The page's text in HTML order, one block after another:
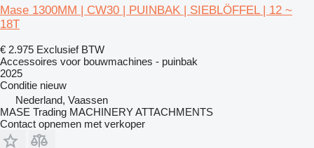
Mase 1300MM | CW30 | PUINBAK | SIEBLÖFFEL | 12 ~
18T
€ 2.975 Exclusief BTW
Accessoires voor bouwmachines - puinbak
2025
Conditie nieuw
Nederland, Vaassen
MASE Trading MACHINERY ATTACHMENTS
Contact opnemen met verkoper